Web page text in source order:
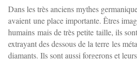
Dans les très anciens mythes
avaient une place importante. Êtres
humains mais de très petite taille, ils
extrayant des dessous de la terre les
diamants. Ils sont aussi forgerons et